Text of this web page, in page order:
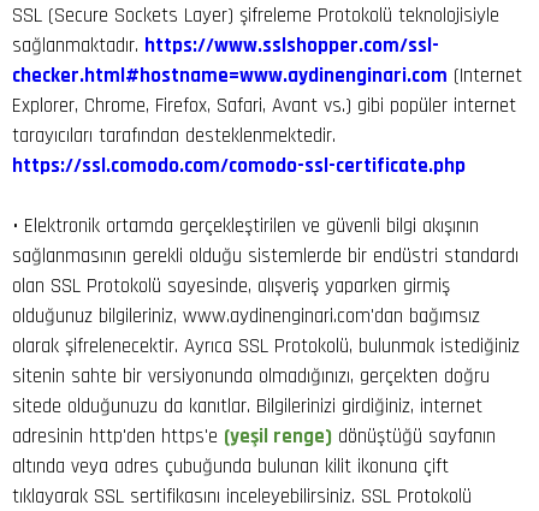
SSL (Secure Sockets Layer) şifreleme Protokolü teknolojisiyle
sağlanmaktadır. https://www.sslshopper.com/ssl-
checker.html#hostname=www.aydinenginari.com (Internet
Explorer, Chrome, Firefox, Safari, Avant vs.) gibi popüler internet
tarayıcıları tarafından desteklenmektedir.
https://ssl.comodo.com/comodo-ssl-certificate.php
• Elektronik ortamda gerçekleştirilen ve güvenli bilgi akışının
sağlanmasının gerekli olduğu sistemlerde bir endüstri standardı
olan SSL Protokolü sayesinde, alışveriş yaparken girmiş
olduğunuz bilgileriniz, www.aydinenginari.com'dan bağımsız
olarak şifrelenecektir. Ayrıca SSL Protokolü, bulunmak istediğiniz
sitenin sahte bir versiyonunda olmadığınızı, gerçekten doğru
sitede olduğunuzu da kanıtlar. Bilgilerinizi girdiğiniz, internet
adresinin http'den https'e (yeşil renge) dönüştüğü sayfanın
altında veya adres çubuğunda bulunan kilit ikonuna çift
tıklayarak SSL sertifikasını inceleyebilirsiniz. SSL Protokolü